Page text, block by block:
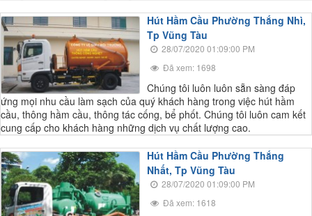
Hút Hầm Cầu Phường Thắng Nhì,
Tp Vũng Tàu
28/07/2020 01:09:00 PM
Đã xem: 1698
Chúng tôi luôn luôn sẵn sàng đáp
ứng mọi nhu cầu làm sạch của quý khách hàng trong việc hút hầm
cầu, thông hầm cầu, thông tác cống, bể phốt. Chúng tôi luôn cam kết
cung cấp cho khách hàng những dịch vụ chất lượng cao.
Hút Hầm Cầu Phường Thắng
Nhất, Tp Vũng Tàu
28/07/2020 01:09:00 PM
Đã xem: 1618